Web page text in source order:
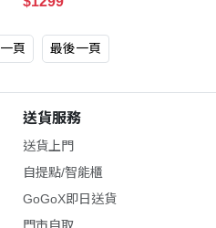
頁 最後一頁
送貨服務
送貨上門
自提點/智能櫃
GoGoX即日送貨